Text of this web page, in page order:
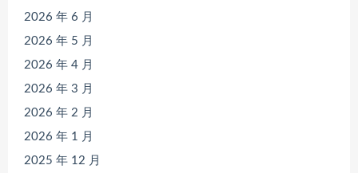
2026 年 6 月
2026 年 5 月
2026 年 4 月
2026 年 3 月
2026 年 2 月
2026 年 1 月
2025 年 12 月